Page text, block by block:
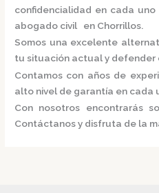
confidencialidad en cada
abogado civil en Chorrillos.
Somos una excelente
tu situación actual y defender
Contamos con años de
alto nivel de garantía en cada
Con nosotros encontrarás
Contáctanos y disfruta de la